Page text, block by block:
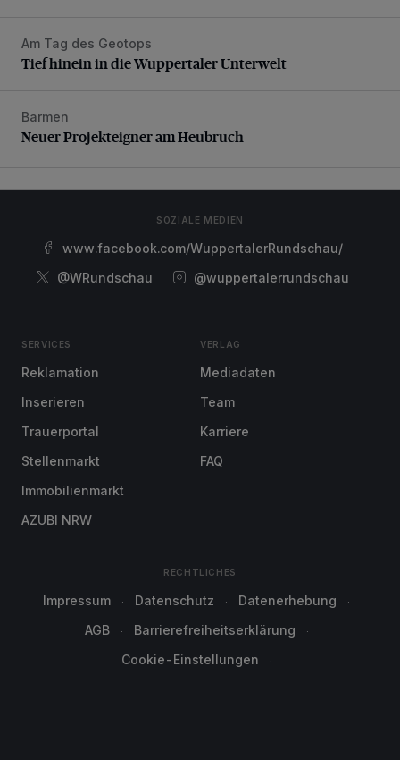
Tief hinein in die Wuppertaler Unterwelt
Am Tag des Geotops
Tief hinein in die Wuppertaler Unterwelt
Neuer Projekteigner am Heubruch
Barmen
Neuer Projekteigner am Heubruch
SOZIALE MEDIEN
www.facebook.com/WuppertalerRundschau/
@WRundschau
@wuppertalerrundschau
SERVICES
Reklamation
Inserieren
Trauerportal
Stellenmarkt
Immobilienmarkt
AZUBI NRW
VERLAG
Mediadaten
Team
Karriere
FAQ
RECHTLICHES
Impressum Datenschutz
Datenerhebung
AGB
Barrierefreiheitserklärung
Cookie-Einstellungen